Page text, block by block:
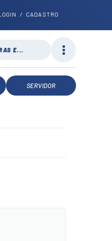
/ CADASTRO
E...
SERVIDOR